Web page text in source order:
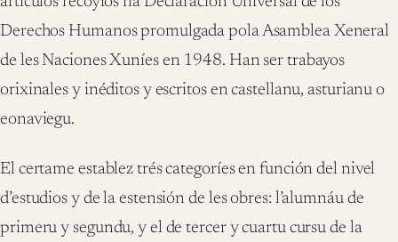
Derechos Humanos promulgada pola Asamblea Xeneral
de les Naciones Xuníes en 1948. Han ser trabayos
orixinales y inéditos y escritos en castellanu, asturianu o
eonaviegu.
El certame establez trés categoríes en función del nivel
d’estudios y de la estensión de les obres: l’alumnáu de
primeru y segundu, y el de tercer y cuartu cursu de la